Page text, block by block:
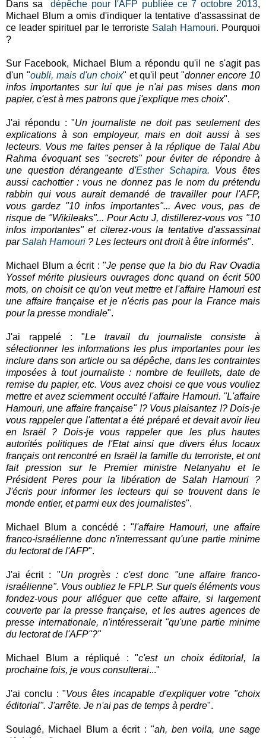
Dans sadépêche pour l'AFP publiée ce 7 octobre 2013,
Michael Blum a omis d'indiquer la tentative d'assassinat de
ce leader spirituel par le terroriste Salah Hamouri. Pourquoi
?
Sur Facebook, Michael Blum a répondu qu'il ne s'agit pas
d'un "oubli, mais d'un choix" et qu'il peut "donner encore 10
infos importantes sur lui que je n'ai pas mises dans mon
papier, c'est à mes patrons que j'explique mes choix".
J'ai répondu : "Un journaliste ne doit pas seulement des
explications à son employeur, mais en doit aussi à ses
lecteurs. Vous me faites penser à la réplique de Talal Abu
Rahma évoquant ses "secrets" pour éviter de répondre à
une question dérangeante d'Esther Schapira. Vous êtes
aussi cachottier : vous ne donnez pas le nom du prétendu
rabbin qui vous aurait demandé de travailler pour l'AFP,
vous gardez "10 infos importantes"... Avec vous, pas de
risque de "Wikileaks"... Pour Actu J, distillerez-vous vos "10
infos importantes" et citerez-vous la tentative d'assassinat
parSalah Hamouri ? Les lecteurs ont droit à être informés".
Michael Blum a écrit : "Je pense que la bio du Rav Ovadia
Yossef mérite plusieurs ouvrages donc quand on écrit 500
mots, on choisit ce qu'on veut mettre et l'affaire Hamouri est
une affaire française et je n'écris pas pour la France mais
pour la presse mondiale".
J'ai rappelé : "Le travail du journaliste consiste à
sélectionner les informations les plus importantes pour les
inclure dans son article ou sa dépêche, dans les contraintes
imposées à tout journaliste : nombre de feuillets, date de
remise du papier, etc. Vous avez choisi ce que vous vouliez
mettre et avez sciemment occulté l'affaire Hamouri. "L'affaire
Hamouri, une affaire française" !? Vous plaisantez !? Dois-je
vous rappeler que l'attentat a été préparé et devait avoir lieu
en Israël ? Dois-je vous rappeler que les plus hautes
autorités politiques de l'Etat ainsi que divers élus locaux
français ont rencontré en Israël la famille du terroriste, et ont
fait pression sur le Premier ministre Netanyahu et le
Président Peres pour la libération de Salah Hamouri ?
J'écris pour informer les lecteurs qui se trouvent dans le
monde entier, et parmi eux des journalistes".
Michael Blum a concédé : "l'affaire Hamouri, une affaire
franco-israélienne donc n'interressant qu'une partie minime
du lectorat de l'AFP".
J'ai écrit : "Un progrès : c'est donc "une affaire franco-
israélienne". Vous oubliez le FPLP. Sur quels éléments vous
fondez-vous pour alléguer que cette affaire, si largement
couverte par la presse française, et les autres agences de
presse internationale, n'intéresserait "qu'une partie minime
du lectorat de l'AFP"?"
Michael Blum a répliqué : "c'est un choix éditorial, la
prochaine fois, je vous consulterai..."
J'ai conclu : "Vous êtes incapable d'expliquer votre "choix
éditorial". J'arrête. Je n'ai pas de temps à perdre".
Soulagé, Michael Blum a écrit : "ah, ben voila, une sage